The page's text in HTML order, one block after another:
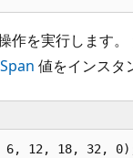
作を実行します
値をインスタ
6, 12, 18, 32,